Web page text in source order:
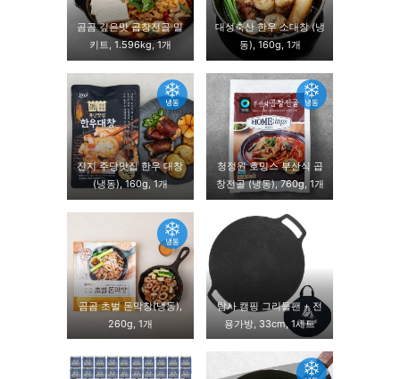
곰곰 깊은맛 곱창전골 밀
키트, 1.596kg, 1개
대성축산 한우 소대창 (냉
동), 160g, 1개
진지 주당맛집 한우 대창
(냉동), 160g, 1개
청정원 호밍스 부산식 곱
창전골 (냉동), 760g, 1개
곰곰 초벌 돈막창(냉동),
260g, 1개
탐사 캠핑 그리들팬 + 전
용가방, 33cm, 1세트